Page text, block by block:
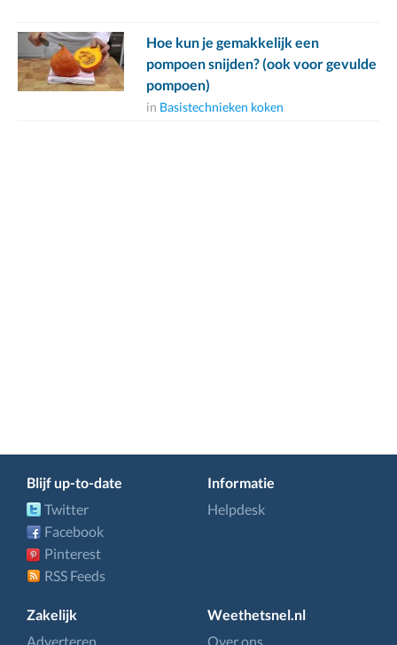
Hoe kun je gemakkelijk een
pompoen snijden? (ook voor gevulde
pompoen)
in Basistechnieken koken
Blijf up-to-date
Twitter
Facebook
Pinterest
RSS Feeds
Informatie
Helpdesk
Zakelijk
Adverteren
Weethetsnel.nl
Over ons